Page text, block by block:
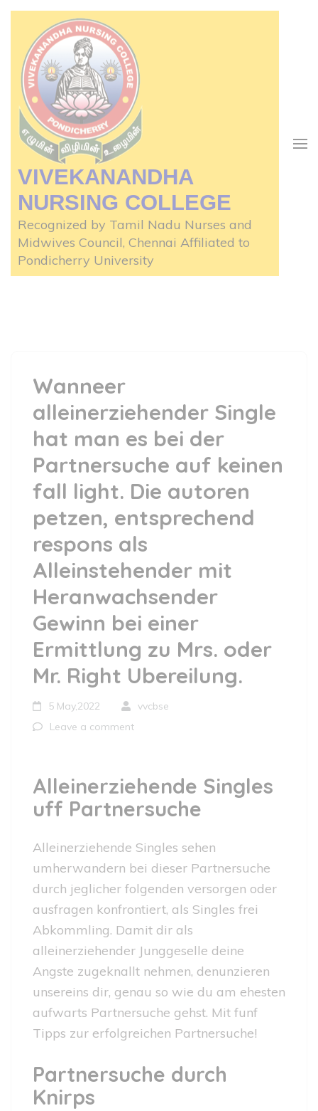
Skip
content
(Press
Enter)
VIVEKANANDHA
NURSING COLLEGE
Recognized by Tamil Nadu Nurses and
Midwives Council, Chennai Affiliated to
Pondicherry University
Wanneer
alleinerziehender Single
hat man es bei der
Partnersuche auf keinen
fall light. Die autoren
petzen, entsprechend
respons als
Alleinstehender mit
Heranwachsender
Gewinn bei einer
Ermittlung zu Mrs. oder
Mr. Right Ubereilung.
5 May,2022
vvcbse
Leave a comment
Alleinerziehende Singles
uff Partnersuche
Alleinerziehende Singles sehen
umherwandern bei dieser Partnersuche
durch jeglicher folgenden versorgen oder
ausfragen konfrontiert, als Singles frei
Abkommling. Damit dir als
alleinerziehender Junggeselle deine
Angste zugeknallt nehmen, denunzieren
unsereins dir, genau so wie du am ehesten
aufwarts Partnersuche gehst. Mit funf
Tipps zur erfolgreichen Partnersuche!
Partnersuche durch
Knirps